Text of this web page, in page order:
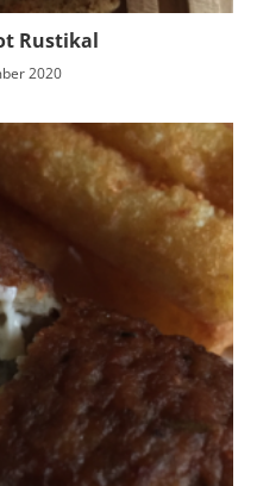
Rustikal
2020